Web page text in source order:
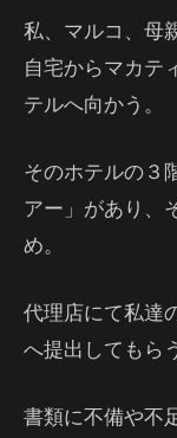
私、マルコ、母
自宅からマカ
テルへ向かう。
そのホテルの３
アー」があり、
め。
代理店にて私達
へ提出してもら
書類に不備や不